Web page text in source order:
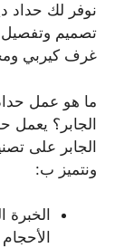
نوفر لك حداد
تصميم
غرف كيربي
ما هو عمل
الجابر؟ يعمل
الجابر على
ونتميز ب:
الخبرة